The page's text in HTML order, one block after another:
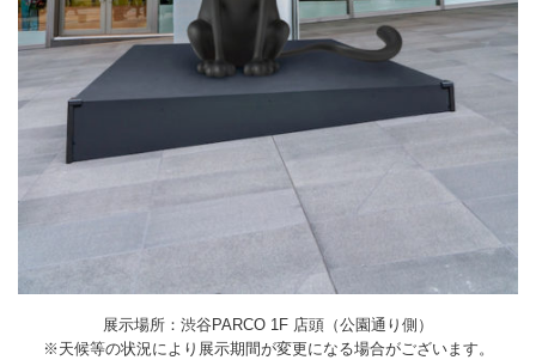
展示場所：渋谷PARCO 1F 店頭（公園通り側）
※天候等の状況により展示期間が変更になる場合がございます。